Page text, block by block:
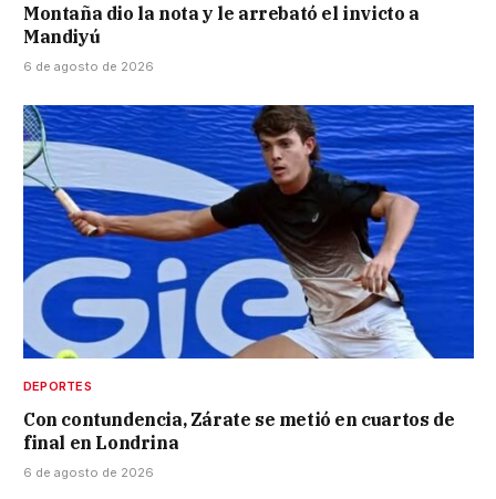
Montaña dio la nota y le arrebató el invicto a
Mandiyú
6 de agosto de 2026
DEPORTES
Con contundencia, Zárate se metió en cuartos de
final en Londrina
6 de agosto de 2026